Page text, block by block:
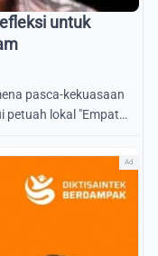
untuk
pasca-kekuasaan
petuah lokal "Empat
Ad